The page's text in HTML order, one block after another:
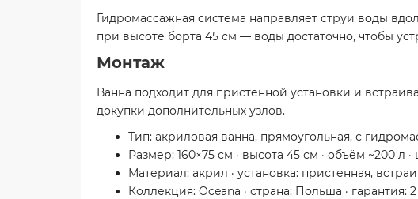
Гидромассажная система направляет струи воды
при высоте борта 45 см — воды достаточно, чтобы
Монтаж
Ванна подходит для пристенной установки и
докупки дополнительных узлов.
Тип: акриловая ванна, прямоугольная, с
Размер: 160×75 см · высота 45 см · объём ~200 л
Материал: акрил · установка: пристенная,
Коллекция: Oceana · страна: Польша · гарантия: 2